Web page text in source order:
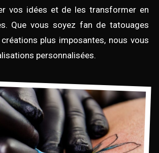
vos idées et de les transformer en
Que vous soyez fan de tatouages
plus imposantes, nous vous
personnalisées.